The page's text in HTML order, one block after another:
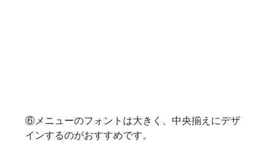
⑥メニューのフォントは大きく、中央揃えにデザ
インするのがおすすめです。